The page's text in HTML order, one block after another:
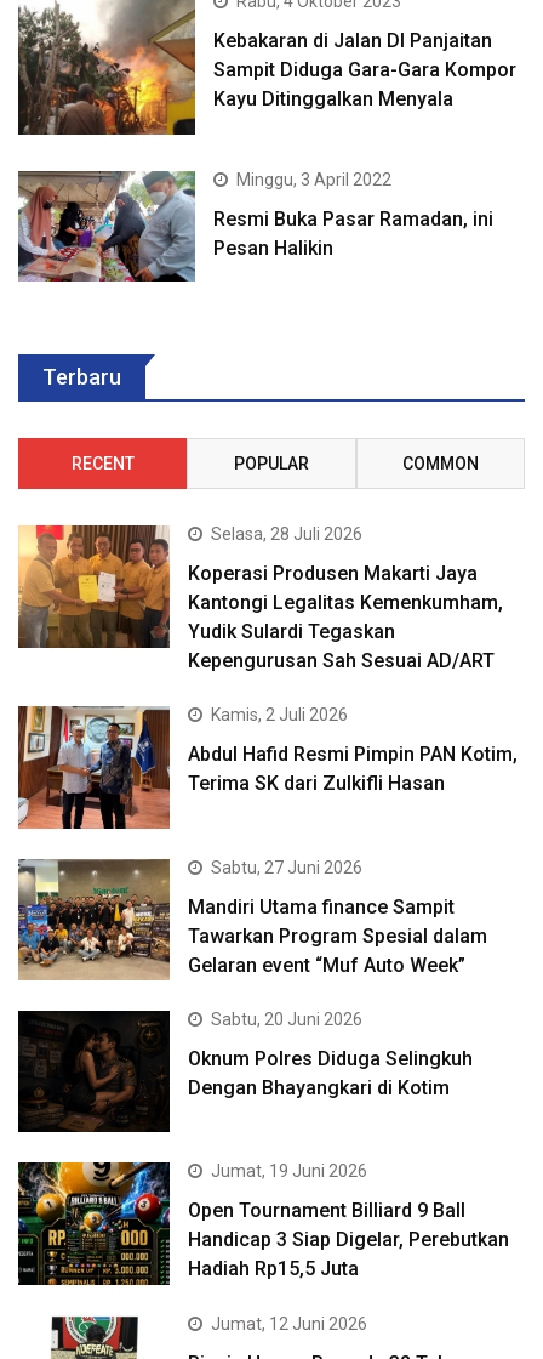
Kebakaran di Jalan DI Panjaitan
Sampit Diduga Gara-Gara Kompor
Kayu Ditinggalkan Menyala
Minggu, 3 April 2022
Resmi Buka Pasar Ramadan, ini
Pesan Halikin
Terbaru
RECENT POPULAR COMMON
Selasa, 28 Juli 2026
Koperasi Produsen Makarti Jaya
Kantongi Legalitas Kemenkumham,
Yudik Sulardi Tegaskan
Kepengurusan Sah Sesuai AD/ART
Kamis, 2 Juli 2026
Abdul Hafid Resmi Pimpin PAN Kotim,
Terima SK dari Zulkifli Hasan
Sabtu, 27 Juni 2026
Mandiri Utama finance Sampit
Tawarkan Program Spesial dalam
Gelaran event “Muf Auto Week”
Sabtu, 20 Juni 2026
Oknum Polres Diduga Selingkuh
Dengan Bhayangkari di Kotim
Jumat, 19 Juni 2026
Open Tournament Billiard 9 Ball
Handicap 3 Siap Digelar, Perebutkan
Hadiah Rp15,5 Juta
Jumat, 12 Juni 2026